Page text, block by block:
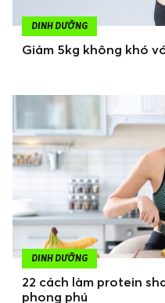
DINH DƯỠNG
Giảm 5kg không khó
DINH DƯỠNG
22 cách làm protein
phong phú